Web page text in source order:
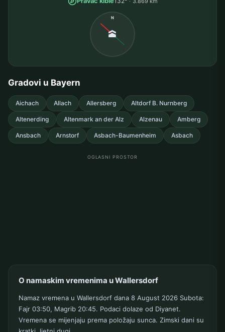
N
🕋
Gradovi u Bayern
Aichach Allach Allersberg Altdorf B. Nurnberg
Altenerding Altenmark an der Alz Alzenau Amberg
Ansbach Arnstorf Asbach-Baumenheim Asbach
OGLASNI PROSTOR
O namaskim vremenima u Wallersdorf
Namaz vremena u Wallersdorf dana 8 August 2026 Subota:
Fajr 03:50, Magrib 20:45. Podaci dolaze od Diyanet.
Vremena se mijenjaju prema položaju sunca. Zimski dani su